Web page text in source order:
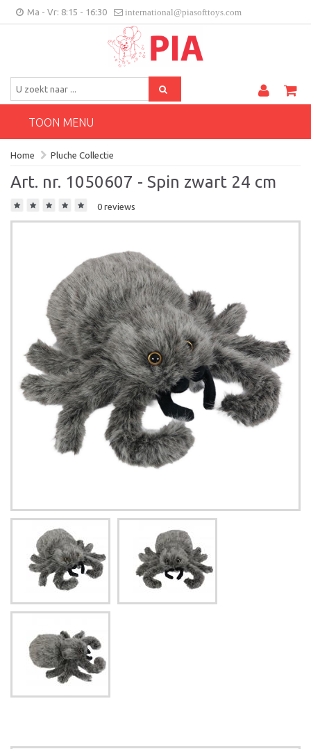
Ma - Vr: 8:15 - 16:30 international@piasofttoys.com
Klantenfeedback
BE/NL
TOON MENU
Home Pluche Collectie
Art. nr. 1050607 - Spin zwart 24 cm
0 reviews